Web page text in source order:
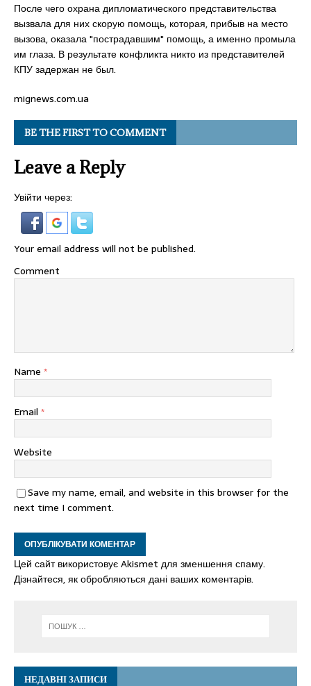
После чего охрана дипломатического представительства
вызвала для них скорую помощь, которая, прибыв на место
вызова, оказала "пострадавшим" помощь, а именно промыла
им глаза. В результате конфликта никто из представителей
КПУ задержан не был.
mignews.com.ua
BE THE FIRST TO COMMENT
Leave a Reply
Увійти через:
Your email address will not be published.
Comment
Name *
Email *
Website
Save my name, email, and website in this browser for the
next time I comment.
Цей сайт використовує Akismet для зменшення спаму.
Дізнайтеся, як обробляються дані ваших коментарів.
НЕДАВНІ ЗАПИСИ